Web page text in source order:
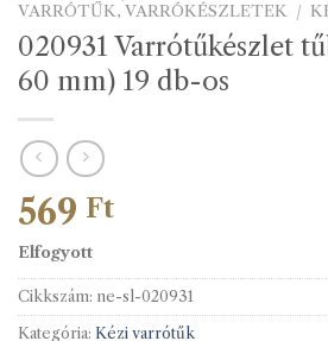
VARRÓTŰK, VARRÓKÉSZLETEK /
020931 Varrótűkészlet
60 mm) 19 db-os
569 Ft
Elfogyott
Cikkszám: ne-sl-020931
Kategória: Kézi varrótűk